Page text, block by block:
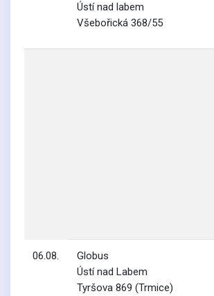
Ústí nad labem
Všebořická 368/55
06.08.
Globus
Ústí nad Labem
Tyršova 869 (Trmice)